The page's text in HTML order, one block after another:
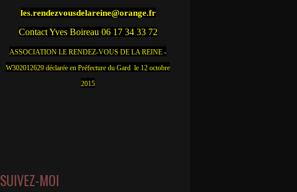
les.rendezvousdelareine@orange.fr
Contact Yves Boireau 06 17 34 33 72
ASSOCIATION LE RENDEZ-VOUS DE LA REINE -
W302012629 déclarée en Préfecture du Gard le 12 octobre
2015
SUIVEZ-MOI